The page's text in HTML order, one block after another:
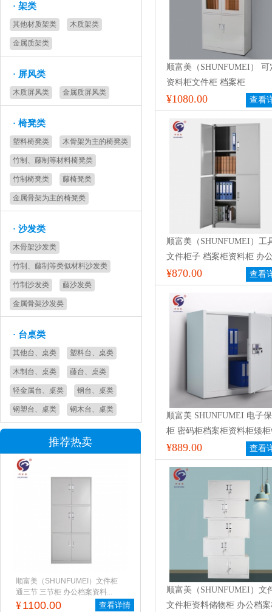
· 架类
其他材质架类 木质架类
金属质架类
· 屏风类
木质屏风类 金属质屏风类
· 椅凳类
塑料椅凳类 木骨架为主的椅凳类
竹制、藤制等材料椅凳类
竹制椅凳类 藤椅凳类
金属骨架为主的椅凳类
· 沙发类
木骨架沙发类
竹制、藤制等类似材料沙发类
竹制沙发类 藤沙发类
金属骨架沙发类
· 台桌类
其他台、桌类 塑料台、桌类
木制台、桌类 藤台、桌类
轻金属台、桌类 钢台、桌类
钢塑台、桌类 钢木台、桌类
推荐热卖
顺富美（SHUNFUMEI）文件柜
通三节 三节柜 办公档案资料...
¥1100.00 查看详情
顺富美（SHUNFUMEI） 可
资料柜文件柜 档案柜
¥1080.00 查看
顺富美（SHUNFUMEI）工
文件柜子 档案柜资料柜 办
通体 储物柜财务室2节文件
体双节柜
¥870.00 查看
顺富美 SHUNFUMEI 电子
柜 密码柜档案柜资料柜矮
制加厚防盗保险柜办公柜灰
分体下节电子锁不带抽
¥889.00 查看
顺富美（SHUNFUMEI）文
文件柜资料储物柜 办公档